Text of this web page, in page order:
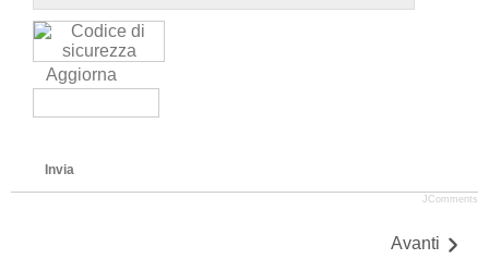
Aggiorna
Invia
JComments
Avanti